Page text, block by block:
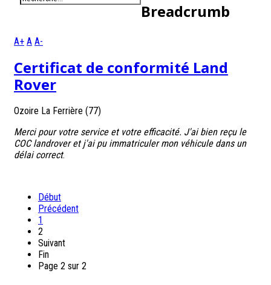
Breadcrumb
A+ A A-
Certificat de conformité Land
Rover
Ozoire La Ferrière (77)
Merci pour votre service et votre efficacité. J'ai bien reçu le
COC landrover et j'ai pu immatriculer mon véhicule dans un
délai correct.
Début
Précédent
1
2
Suivant
Fin
Page 2 sur 2